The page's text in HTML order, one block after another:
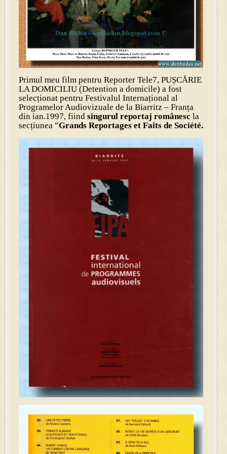
Primul meu film pentru Reporter Tele7, PUȘCĂRIE
LA DOMICILIU (Detention a domicile) a fost
selecționat pentru Festivalul Internațional al
Programelor Audiovizuale de la Biarritz – Franța
din ian.1997, fiind singurul reportaj românesc la
secțiunea ”Grands Reportages et Faits de Société.